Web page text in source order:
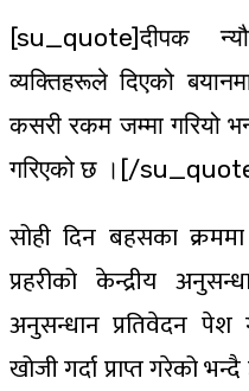
[su_quote]दीपक
व्यक्तिहरूले दिएको
कसरी रकम जम्मा गरियो
गरिएको छ ।[/
सोही दिन बहसका
प्रहरीको केन्द्रीय
अनुसन्धान प्रतिवेदन
खोजी गर्दा प्राप्त गरेको